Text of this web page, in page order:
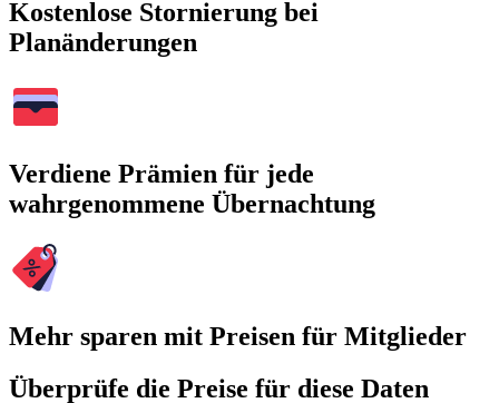
Kostenlose Stornierung bei
Planänderungen
Verdiene Prämien für jede
wahrgenommene Übernachtung
Mehr sparen mit Preisen für Mitglieder
Überprüfe die Preise für diese Daten